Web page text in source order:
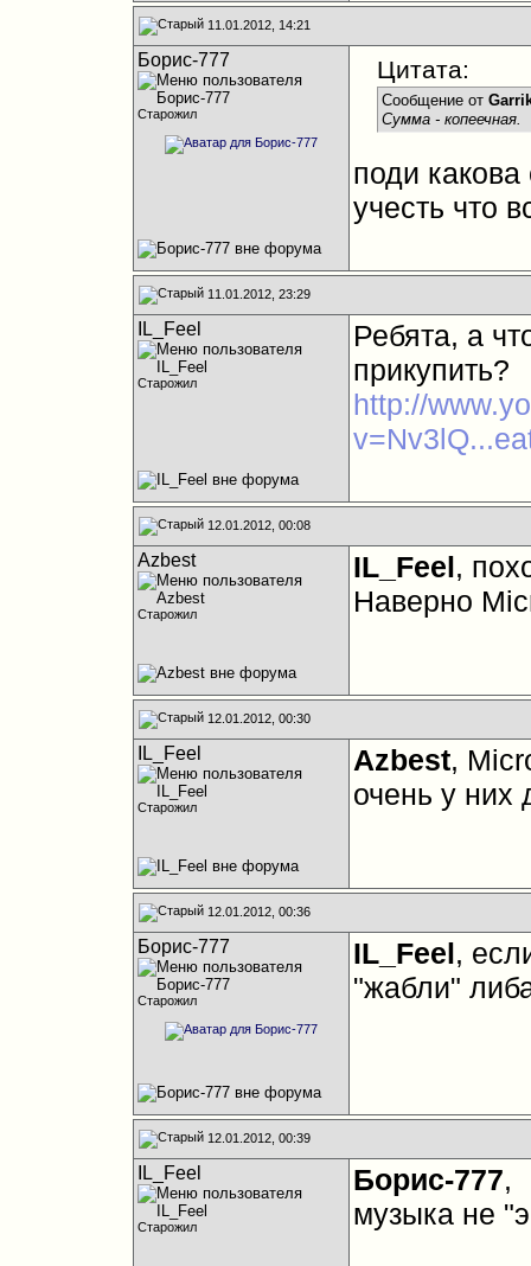
11.01.2012, 14:21
Борис-777
Старожил
Цитата:
Сообщение от
Сумма - копеечная.
поди
учесть что
11.01.2012, 23:29
IL_Feel
Старожил
Ребята, а
прикупить?
http://
12.01.2012, 00:08
Azbest
Старожил
IL_Feel,
Наверно
12.01.2012, 00:30
IL_Feel
Старожил
Azbest,
очень у них
12.01.2012, 00:36
Борис-777
Старожил
IL_Feel,
"жабли"
12.01.2012, 00:39
IL_Feel
Старожил
Борис-777,
музыка не